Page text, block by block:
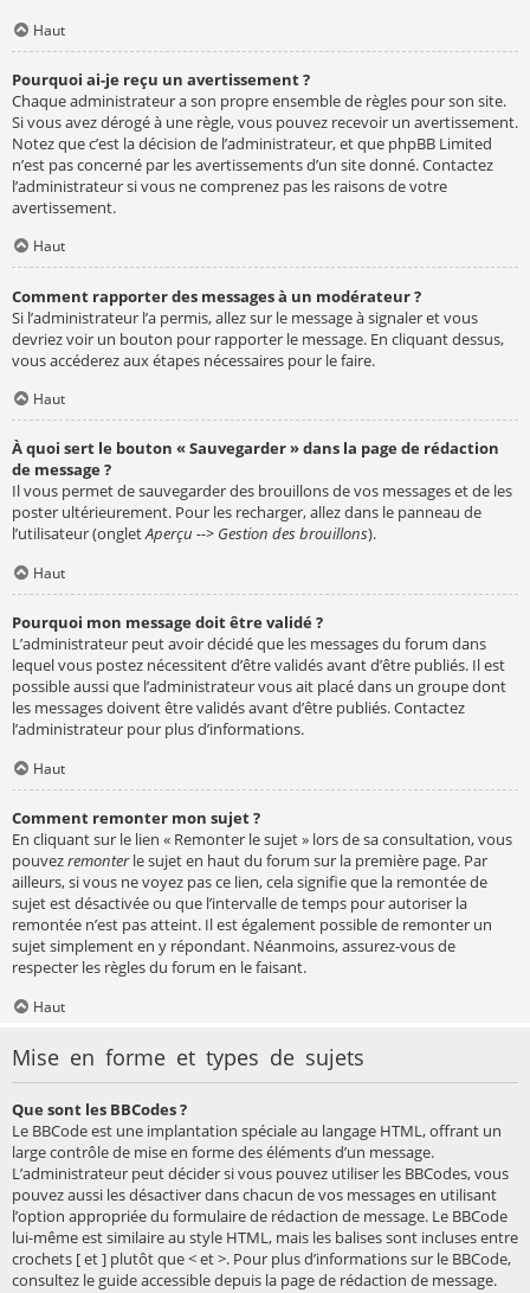
Haut
Pourquoi ai-je reçu un avertissement ?
Chaque administrateur a son propre ensemble de règles pour son site.
Si vous avez dérogé à une règle, vous pouvez recevoir un avertissement.
Notez que c’est la décision de l’administrateur, et que phpBB Limited
n’est pas concerné par les avertissements d’un site donné. Contactez
l’administrateur si vous ne comprenez pas les raisons de votre
avertissement.
Haut
Comment rapporter des messages à un modérateur ?
Si l’administrateur l’a permis, allez sur le message à signaler et vous
devriez voir un bouton pour rapporter le message. En cliquant dessus,
vous accéderez aux étapes nécessaires pour le faire.
Haut
À quoi sert le bouton « Sauvegarder » dans la page de rédaction
de message ?
Il vous permet de sauvegarder des brouillons de vos messages et de les
poster ultérieurement. Pour les recharger, allez dans le panneau de
l’utilisateur (ongletAperçu --> Gestion des brouillons).
Haut
Pourquoi mon message doit être validé ?
L’administrateur peut avoir décidé que les messages du forum dans
lequel vous postez nécessitent d’être validés avant d’être publiés. Il est
possible aussi que l’administrateur vous ait placé dans un groupe dont
les messages doivent être validés avant d’être publiés. Contactez
l’administrateur pour plus d’informations.
Haut
Comment remonter mon sujet ?
En cliquant sur le lien « Remonter le sujet » lors de sa consultation, vous
pouvezremonterle sujet en haut du forum sur la première page. Par
ailleurs, si vous ne voyez pas ce lien, cela signifie que la remontée de
sujet est désactivée ou que l’intervalle de temps pour autoriser la
remontée n’est pas atteint. Il est également possible de remonter un
sujet simplement en y répondant. Néanmoins, assurez-vous de
respecter les règles du forum en le faisant.
Haut
Mise en forme et types de sujets
Que sont les BBCodes ?
Le BBCode est une implantation spéciale au langage HTML, offrant un
large contrôle de mise en forme des éléments d’un message.
L’administrateur peut décider si vous pouvez utiliser les BBCodes, vous
pouvez aussi les désactiver dans chacun de vos messages en utilisant
l’option appropriée du formulaire de rédaction de message. Le BBCode
lui-même est similaire au style HTML, mais les balises sont incluses entre
crochets [ et ] plutôt que < et >. Pour plus d’informations sur le BBCode,
consultez le guide accessible depuis la page de rédaction de message.